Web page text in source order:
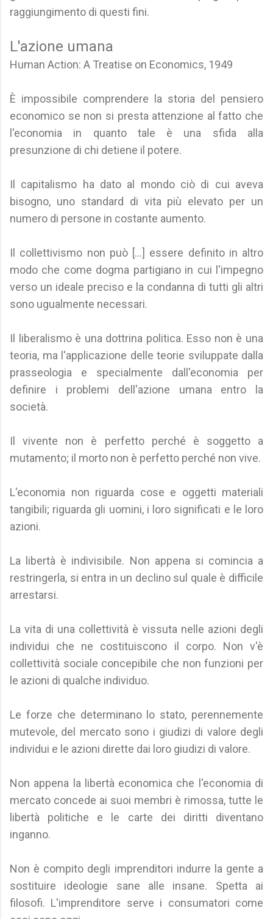
raggiungimento di questi fini.
L'azione umana
Human Action: A Treatise on Economics, 1949
È impossibile comprendere la storia del pensiero
economico se non si presta attenzione al fatto che
l'economia in quanto tale è una sfida alla
presunzione di chi detiene il potere.
Il capitalismo ha dato al mondo ciò di cui aveva
bisogno, uno standard di vita più elevato per un
numero di persone in costante aumento.
Il collettivismo non può [...] essere definito in altro
modo che come dogma partigiano in cui l'impegno
verso un ideale preciso e la condanna di tutti gli altri
sono ugualmente necessari.
Il liberalismo è una dottrina politica. Esso non è una
teoria, ma l'applicazione delle teorie sviluppate dalla
prasseologia e specialmente dall'economia per
definire i problemi dell'azione umana entro la
società.
Il vivente non è perfetto perché è soggetto a
mutamento; il morto non è perfetto perché non vive.
L'economia non riguarda cose e oggetti materiali
tangibili; riguarda gli uomini, i loro significati e le loro
azioni.
La libertà è indivisibile. Non appena si comincia a
restringerla, si entra in un declino sul quale è difficile
arrestarsi.
La vita di una collettività è vissuta nelle azioni degli
individui che ne costituiscono il corpo. Non v'è
collettività sociale concepibile che non funzioni per
le azioni di qualche individuo.
Le forze che determinano lo stato, perennemente
mutevole, del mercato sono i giudizi di valore degli
individui e le azioni dirette dai loro giudizi di valore.
Non appena la libertà economica che l'economia di
mercato concede ai suoi membri è rimossa, tutte le
libertà politiche e le carte dei diritti diventano
inganno.
Non è compito degli imprenditori indurre la gente a
sostituire ideologie sane alle insane. Spetta ai
filosofi. L'imprenditore serve i consumatori come